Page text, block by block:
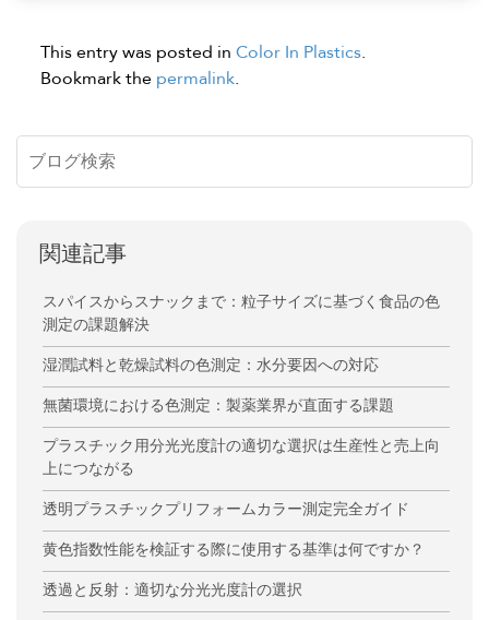
This entry was posted in Color In Plastics.
Bookmark the permalink.
関連記事
スパイスからスナックまで：粒子サイズに基づく食品の色
測定の課題解決
湿潤試料と乾燥試料の色測定：水分要因への対応
無菌環境における色測定：製薬業界が直面する課題
プラスチック用分光光度計の適切な選択は生産性と売上向
上につながる
透明プラスチックプリフォームカラー測定完全ガイド
黄色指数性能を検証する際に使用する基準は何ですか？
透過と反射：適切な分光光度計の選択